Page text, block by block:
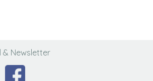
& Newsletter